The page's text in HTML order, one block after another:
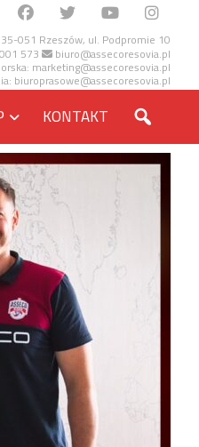
35-051 Rzeszów, ul. Podpromie 10
573 biuro@assecoresovia.pl
marketing@assecoresovia.pl
biuroprasowe@assecoresovia.pl
KONTAKT